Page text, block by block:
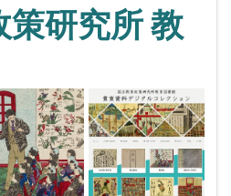
策研究所 教